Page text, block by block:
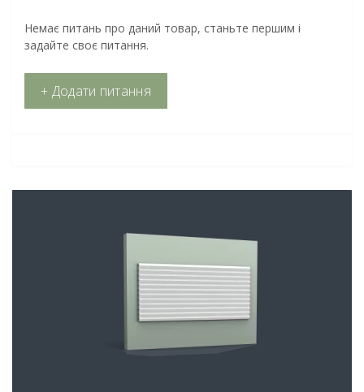
Немає питань про даний товар, станьте першим і
задайте своє питання.
+ Додати питання